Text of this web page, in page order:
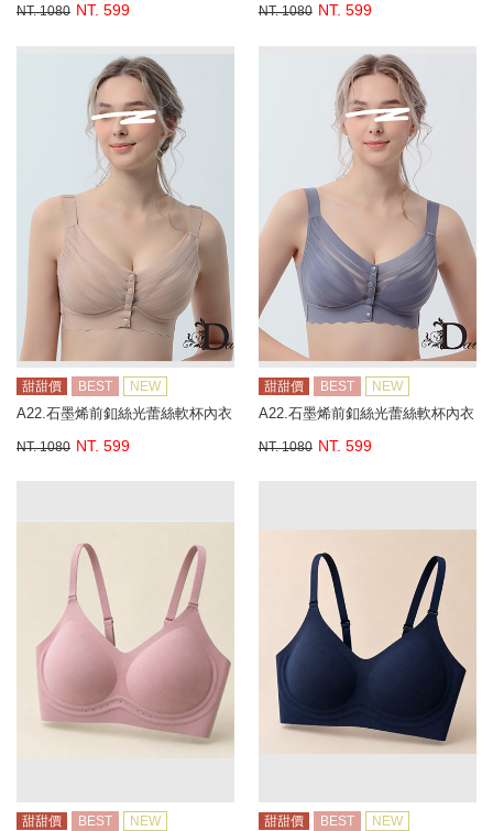
NT. 1080 NT. 599 NT. 1080 NT. 599
甜甜價 BEST NEW
A22.石墨烯前釦絲光蕾絲軟杯內衣
NT. 1080 NT. 599
甜甜價 BEST NEW
A22.石墨烯前釦絲光蕾絲軟杯內衣
NT. 1080 NT. 599
甜甜價 BEST NEW 甜甜價 BEST NEW